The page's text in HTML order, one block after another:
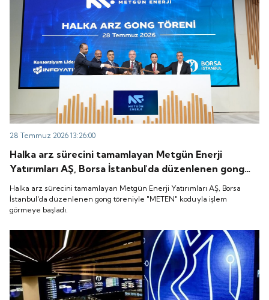
28 Temmuz 2026 13:26:00
Halka arz sürecini tamamlayan Metgün Enerji
Yatırımları AŞ, Borsa İstanbul'da düzenlenen gong
töreniyle "METEN" koduyla işlem görmeye başladı.
Halka arz sürecini tamamlayan Metgün Enerji Yatırımları AŞ, Borsa
İstanbul'da düzenlenen gong töreniyle "METEN" koduyla işlem
görmeye başladı.